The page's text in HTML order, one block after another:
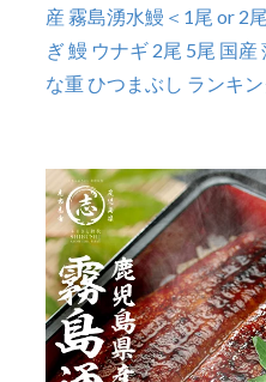
産 霧島湧水鰻＜1尾 or 2
ぎ 鰻 ウナギ 2尾 5尾 国産
な重 ひつまぶし ランキ